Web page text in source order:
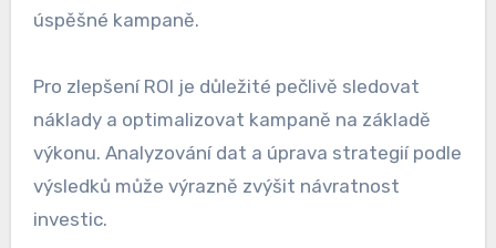
úspěšné kampaně.
Pro zlepšení ROI je důležité pečlivě sledovat
náklady a optimalizovat kampaně na základě
výkonu. Analyzování dat a úprava strategií podle
výsledků může výrazně zvýšit návratnost
investic.